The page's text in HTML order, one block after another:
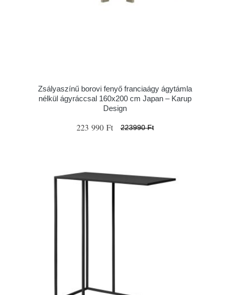
Zsályaszínű borovi fenyő franciaágy ágytámla
nélkül ágyráccsal 160x200 cm Japan – Karup
Design
223 990 Ft 223990 Ft